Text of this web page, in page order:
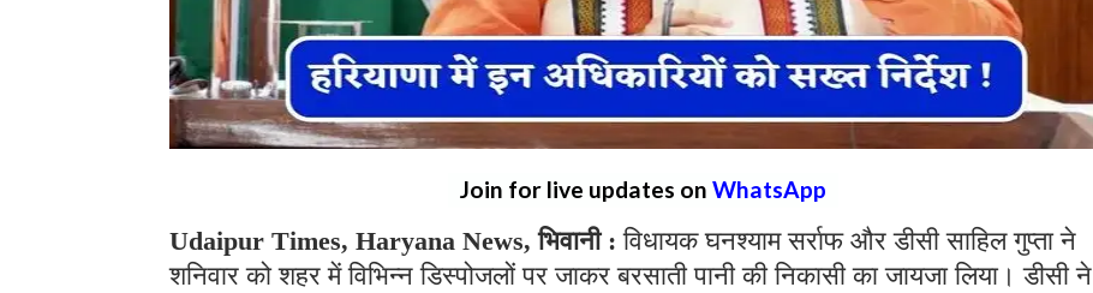
Join for live updates on WhatsApp
Udaipur Times, Haryana News, भिवानी :विधायक घनश्याम सर्राफ और डीसी साहिल गुप्ता ने
शनिवार को शहर में विभिन्न डिस्पोजलों पर जाकर बरसाती पानी की निकासी का जायजा लिया। डीसी ने